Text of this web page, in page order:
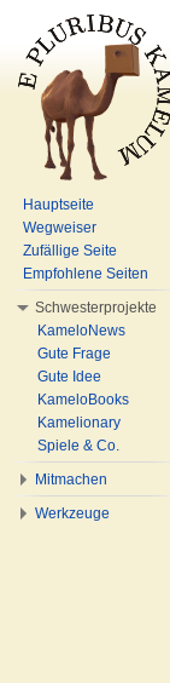
Hauptseite
Wegweiser
Zufällige Seite
Empfohlene Seiten
Schwesterprojekte
KameloNews
Gute Frage
Gute Idee
KameloBooks
Kamelionary
Spiele & Co.
Mitmachen
Werkzeuge